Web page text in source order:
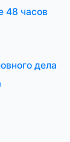
48 часов
дела